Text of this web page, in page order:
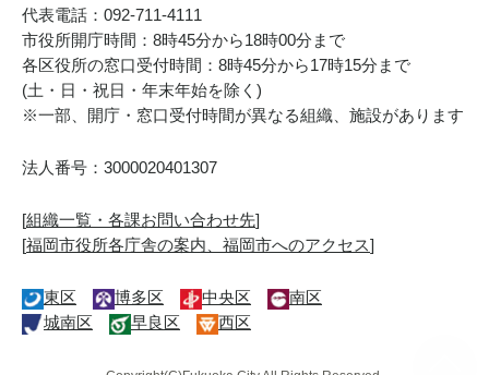
代表電話：092-711-4111
市役所開庁時間：8時45分から18時00分まで
各区役所の窓口受付時間：8時45分から17時15分まで
(土・日・祝日・年末年始を除く)
※一部、開庁・窓口受付時間が異なる組織、施設があります
法人番号：3000020401307
[組織一覧・各課お問い合わせ先]
[福岡市役所各庁舎の案内、福岡市へのアクセス]
東区 博多区 中央区
南区
城南区
早良区 西区